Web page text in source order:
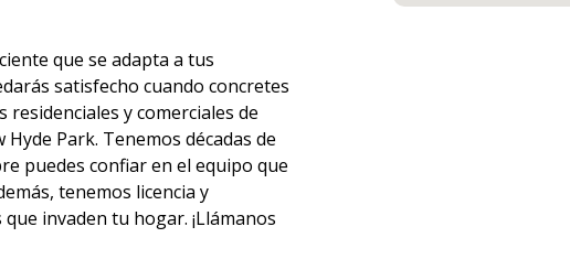
que se adapta a tus
satisfecho cuando concretes
residenciales y comerciales de
Park. Tenemos décadas de
puedesconfiar en el equipo que
tenemos licencia y
invaden tu hogar. ¡Llámanos